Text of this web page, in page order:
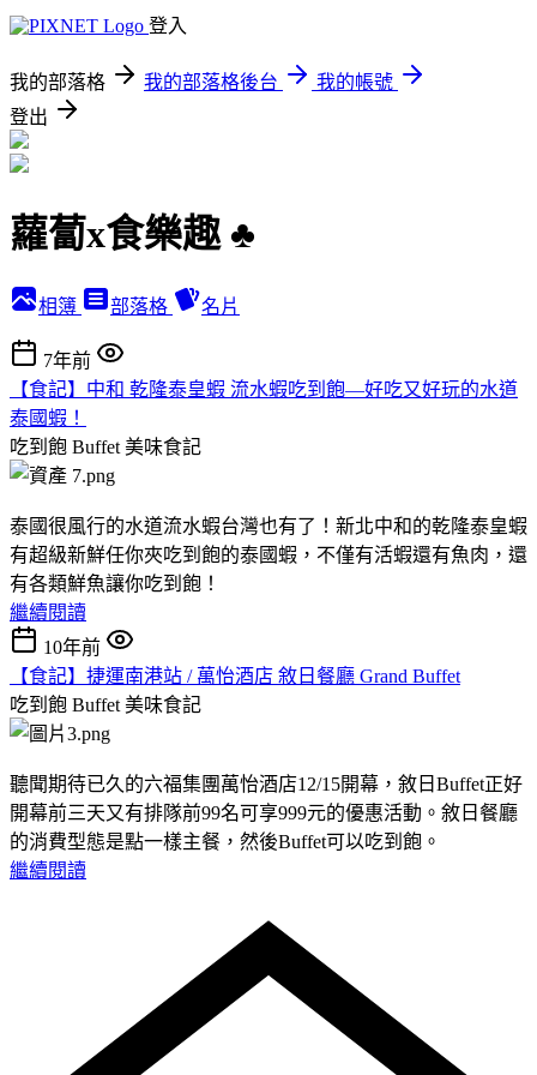
登入
我的部落格 我的部落格後台
我的帳號
登出
蘿蔔x食樂趣 ♣
相簿 部落格 名片
7年前
【食記】中和 乾隆泰皇蝦 流水蝦吃到飽—好吃又好玩的水道
泰國蝦！
吃到飽 Buffet 美味食記
泰國很風行的水道流水蝦台灣也有了！新北中和的乾隆泰皇蝦
有超級新鮮任你夾吃到飽的泰國蝦，不僅有活蝦還有魚肉，還
有各類鮮魚讓你吃到飽！
繼續閱讀
10年前
【食記】捷運南港站 / 萬怡酒店 敘日餐廳 Grand Buffet
吃到飽 Buffet 美味食記
聽聞期待已久的六福集團萬怡酒店12/15開幕，敘日Buffet正好
開幕前三天又有排隊前99名可享999元的優惠活動。敘日餐廳
的消費型態是點一樣主餐，然後Buffet可以吃到飽。
繼續閱讀